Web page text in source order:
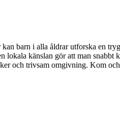
barn i alla åldrar utforska en
känslan gör att man snabbt
och trivsam omgivning. Kom